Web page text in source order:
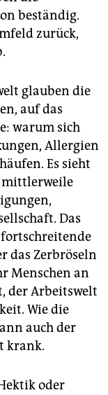
beständig.
zurück,
glauben die
auf das
warum sich
Allergien
Es sieht
mittlerweile
Das
das Zerbröseln
Menschen an
der Arbeitswelt
Wie die
auch der
krank.
oder